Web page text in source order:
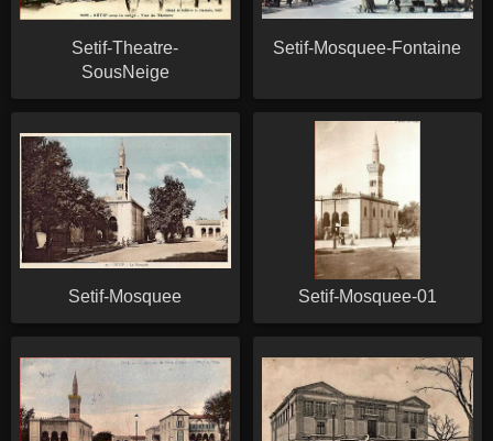
Setif-Theatre-
SousNeige
Setif-Mosquee-Fontaine
Setif-Mosquee Setif-Mosquee-01